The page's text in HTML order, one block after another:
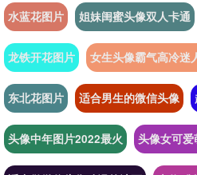
水蓝花图片 姐妹闺蜜头像双人卡通
龙铁开花图片 女生头像霸气高冷迷
东北花图片 适合男生的微信头像
头像中年图片2022最火 头像女可爱